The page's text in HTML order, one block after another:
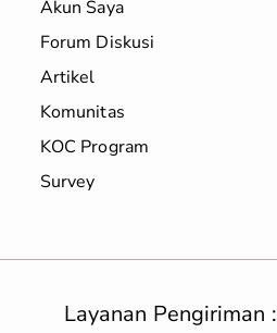
Akun Saya
Forum Diskusi
Artikel
Komunitas
KOC Program
Survey
Layanan Pengiriman :